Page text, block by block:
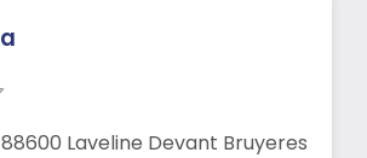
Laveline Devant Bruyeres